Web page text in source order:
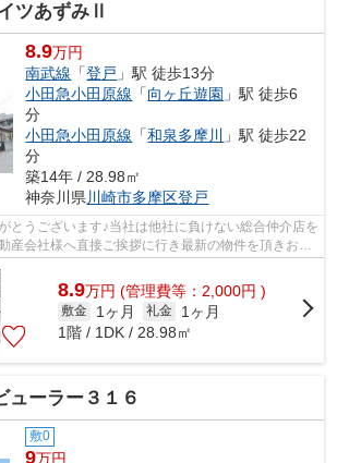
ツあずみⅡ
8.9万円
南武線 「登戸 」駅 徒歩13分
小田急小田原線 「向ヶ丘遊園 」駅 徒歩6
分
小田急小田原線 「和泉多摩川
」駅 徒歩22
分
築14年 / 28.98㎡
神奈川県川崎市多摩区登戸
とうございます♪当社は他社に負けない総合仲介店を
産会社様へ直接ご挨拶に行き最新の物件を頂きお客
最新の情報は...
8.9万円 (管理費等：2,000円 )
敷金 1ヶ月 礼金
1ヶ月
1階 / 1DK / 28.98㎡
ューラー３１６
敷0
9万円